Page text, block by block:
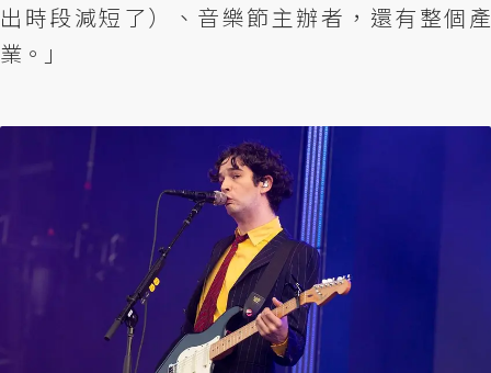
出時段減短了）、音樂節主辦者，還有整個產
業。」